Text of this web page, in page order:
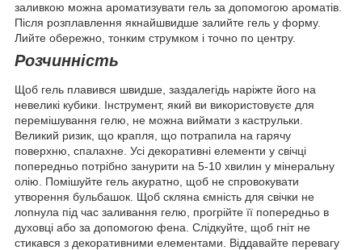
заливкою можна ароматизувати гель за допомогою ароматів.
Після розплавлення якнайшвидше залийте гель у форму.
Лийте обережно, тонким струмком і точно по центру.
Розчинність
Щоб гель плавився швидше, заздалегідь наріжте його на
невеликі кубики. Інструмент, який ви використовуєте для
перемішування гелю, не можна виймати з каструльки.
Великий ризик, що крапля, що потрапила на гарячу
поверхню, спалахне. Усі декоративні елементи у свічці
попередньо потрібно занурити на 5-10 хвилин у мінеральну
олію. Помішуйте гель акуратно, щоб не спровокувати
утворення бульбашок. Щоб скляна ємність для свічки не
лопнула під час заливання гелю, прогрійте її попередньо в
духовці або за допомогою фена. Слідкуйте, щоб гніт не
стикався з декоративними елементами. Віддавайте перевагу